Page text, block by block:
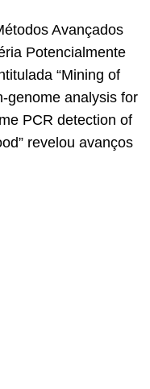
Avançados
Potencialmente
“Mining of
genome analysis for
PCR detection of
revelou avanços